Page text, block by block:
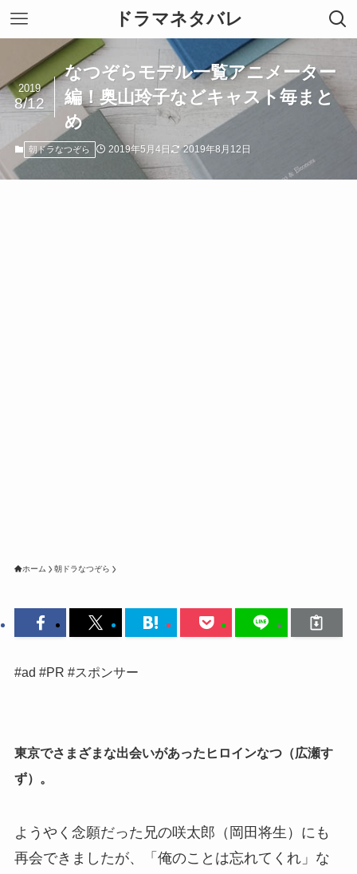
ドラマネタバレ
なつぞらモデル一覧アニメーター
編！奥山玲子などキャスト毎まと
め
2019
8/12
朝ドラなつぞら 2019年5月4日 2019年8月12日
ホーム 朝ドラなつぞら
#ad #PR #スポンサー
東京でさまざまな出会いがあったヒロインなつ（広瀬す
ず）。
ようやく念願だった兄の咲太郎（岡田将生）にも
再会できましたが、「俺のことは忘れてくれ」な